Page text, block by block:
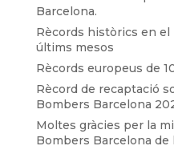
Barcelona.
Rècords històrics en
últims mesos
Rècords europeus de
Rècord de recaptació
Bombers Barcelona
Moltes gràcies per la
Bombers Barcelona de